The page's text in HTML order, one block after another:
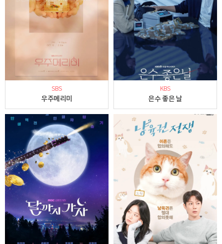
SBS
우주메리미
KBS
은수 좋은 날